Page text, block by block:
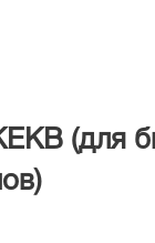
(для